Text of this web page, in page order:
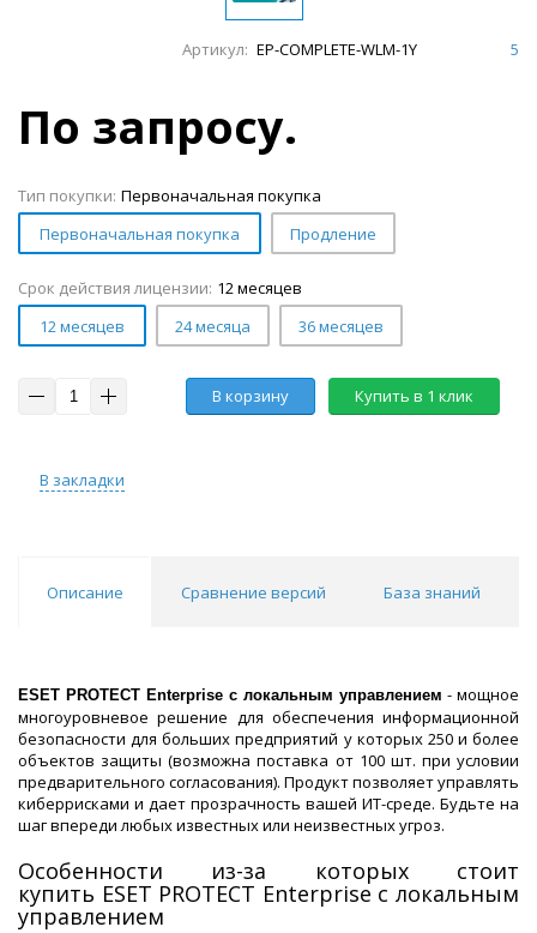
Артикул: EP-COMPLETE-WLM-1Y 5
По запросу.
Тип покупки: Первоначальная покупка
Первоначальная покупка
Продление
Срок действия лицензии: 12 месяцев
12 месяцев
24 месяца 36 месяцев
В корзину Купить в 1 клик
В закладки
Описание Сравнение версий База знаний
ESET PROTECT Enterprise с локальным управлением - мощное
многоуровневое решение для обеспечения информационной
безопасности для больших предприятий у которых 250 и более
объектов защиты (возможна поставка от 100 шт. при условии
предварительного согласования). Продукт позволяет управлять
киберрисками и дает прозрачность вашей ИТ-среде. Будьте на
шаг впереди любых известных или неизвестных угроз.
Особенности из-за которых стоит
купить ESET PROTECT Enterprise с локальным
управлением